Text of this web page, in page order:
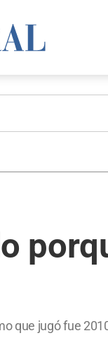
que jugó fue